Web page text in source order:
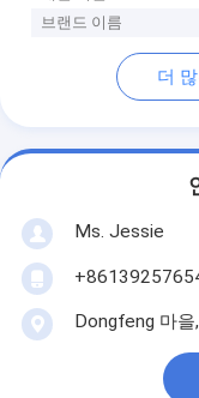
브랜드 이름
더
Ms. Jessie
Dongfeng 마을